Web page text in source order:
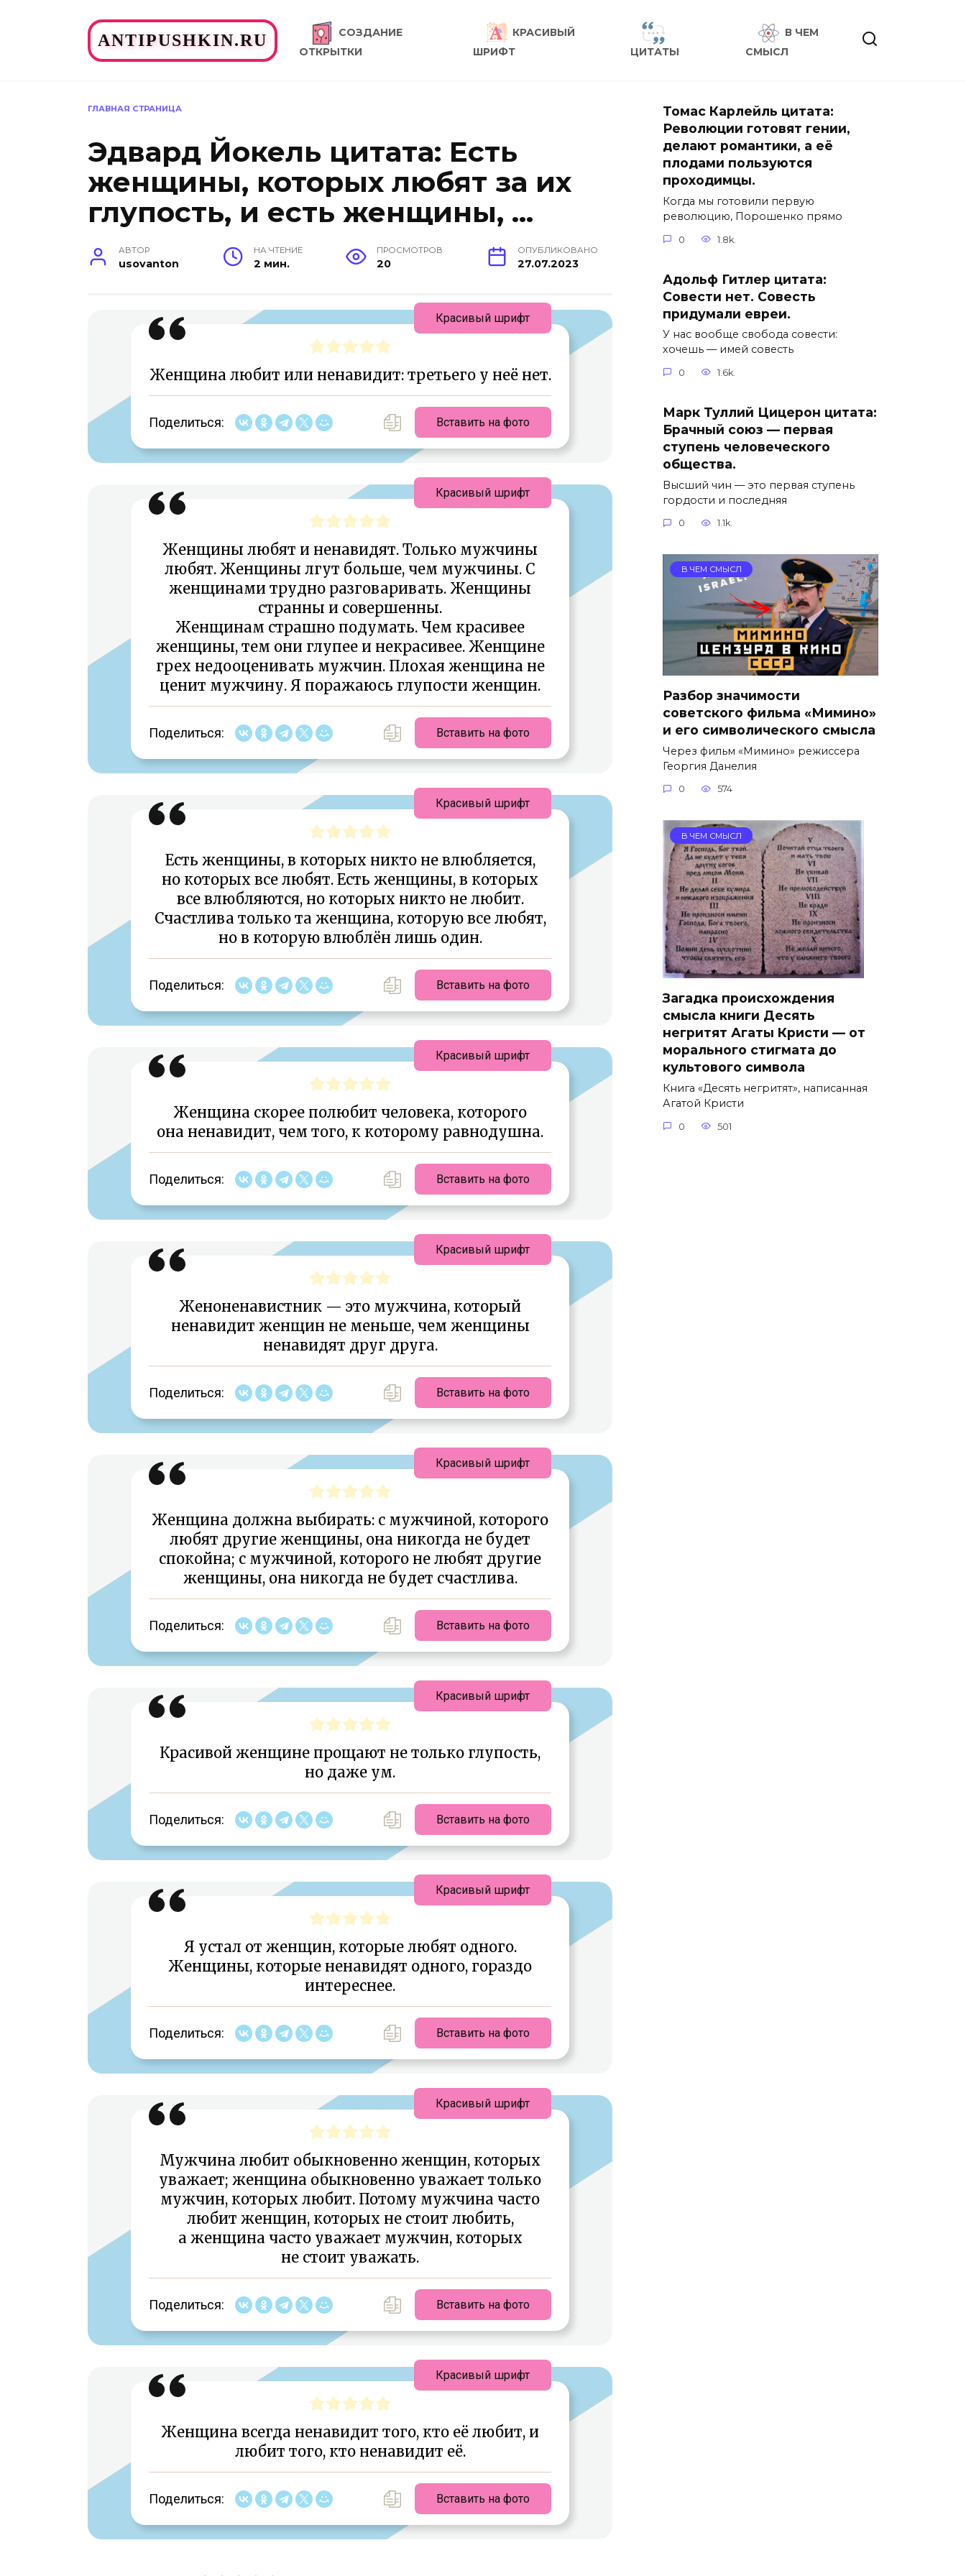
ANTIPUSHKIN.RU
СОЗДАНИЕ
ОТКРЫТКИ
КРАСИВЫЙ
ШРИФТ
ЦИТАТЫ
В ЧЕМ
СМЫСЛ
ГЛАВНАЯ СТРАНИЦА
Эдвард Йокель цитата: Есть
женщины, которых любят за их
глупость, и есть женщины, …
АВТОР
usovanton
НА ЧТЕНИЕ
2 мин.
ПРОСМОТРОВ
20
ОПУБЛИКОВАНО
27.07.2023
Женщина любит или ненавидит: третьего у неё нет.
Поделиться: Вставить на фото
Красивый шрифт
Женщины любят и ненавидят. Только мужчины
любят. Женщины лгут больше, чем мужчины. С
женщинами трудно разговаривать. Женщины
странны и совершенны.
Женщинам страшно подумать. Чем красивее
женщины, тем они глупее и некрасивее. Женщине
грех недооценивать мужчин. Плохая женщина не
ценит мужчину. Я поражаюсь глупости женщин.
Поделиться: Вставить на фото
Красивый шрифт
Есть женщины, в которых никто не влюбляется,
но которых все любят. Есть женщины, в которых
все влюбляются, но которых никто не любит.
Счастлива только та женщина, которую все любят,
но в которую влюблён лишь один.
Поделиться: Вставить на фото
Красивый шрифт
Женщина скорее полюбит человека, которого
она ненавидит, чем того, к которому равнодушна.
Поделиться: Вставить на фото
Красивый шрифт
Женоненавистник — это мужчина, который
ненавидит женщин не меньше, чем женщины
ненавидят друг друга.
Поделиться: Вставить на фото
Красивый шрифт
Женщина должна выбирать: с мужчиной, которого
любят другие женщины, она никогда не будет
спокойна; с мужчиной, которого не любят другие
женщины, она никогда не будет счастлива.
Поделиться: Вставить на фото
Красивый шрифт
Красивой женщине прощают не только глупость,
но даже ум.
Поделиться: Вставить на фото
Красивый шрифт
Я устал от женщин, которые любят одного.
Женщины, которые ненавидят одного, гораздо
интереснее.
Поделиться: Вставить на фото
Красивый шрифт
Мужчина любит обыкновенно женщин, которых
уважает; женщина обыкновенно уважает только
мужчин, которых любит. Потому мужчина часто
любит женщин, которых не стоит любить,
а женщина часто уважает мужчин, которых
не стоит уважать.
Поделиться: Вставить на фото
Красивый шрифт
Женщина всегда ненавидит того, кто её любит, и
любит того, кто ненавидит её.
Поделиться: Вставить на фото
Красивый шрифт
Томас Карлейль цитата:
Революции готовят гении,
делают романтики, а её
плодами пользуются
проходимцы.
Когда мы готовили первую
революцию, Порошенко прямо
0 1.8k.
Адольф Гитлер цитата:
Совести нет. Совесть
придумали евреи.
У нас вообще свобода совести:
хочешь — имей совесть
0 1.6k.
Марк Туллий Цицерон цитата:
Брачный союз — первая
ступень человеческого
общества.
Высший чин — это первая ступень
гордости и последняя
0 1.1k.
В ЧЕМ СМЫСЛ
Разбор значимости
советского фильма «Мимино»
и его символического смысла
Через фильм «Мимино» режиссера
Георгия Данелия
0 574
В ЧЕМ СМЫСЛ
Загадка происхождения
смысла книги Десять
негритят Агаты Кристи — от
морального стигмата до
культового символа
Книга «Десять негритят», написанная
Агатой Кристи
0 501